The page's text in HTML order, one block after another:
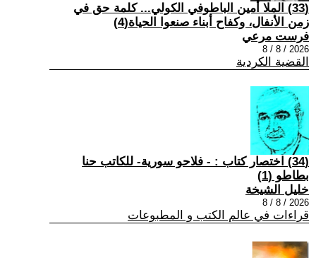
(33) الملا أمين الباطوفي الكولي... كلمة حق في
زمن الأنفال، وكفاح أبناء صنعوا الحياة(4)
فرست مرعي
2026 / 8 / 8
القضية الكردية
(34) اختصار كتاب : - فلاحو سورية- للكاتب حنا
بطاطو (1)
خليل الشيخة
2026 / 8 / 8
قراءات في عالم الكتب و المطبوعات